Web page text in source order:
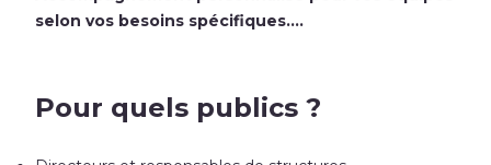
selon vos besoins spécifiques….
Pour quels publics ?